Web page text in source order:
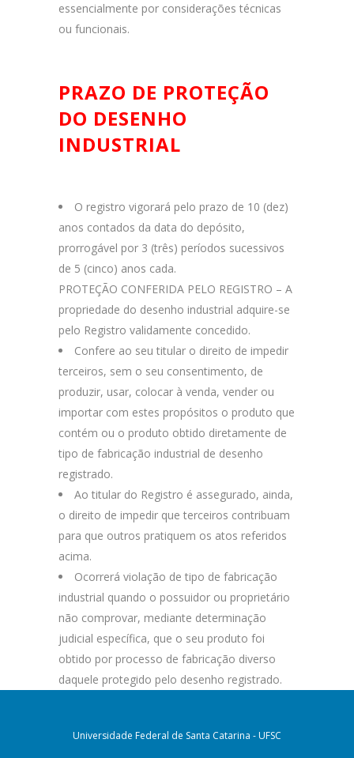
essencialmente por considerações técnicas
ou funcionais.
PRAZO DE PROTEÇÃO
DO DESENHO
INDUSTRIAL
O registro vigorará pelo prazo de 10 (dez)
anos contados da data do depósito,
prorrogável por 3 (três) períodos sucessivos
de 5 (cinco) anos cada.
PROTEÇÃO CONFERIDA PELO REGISTRO – A
propriedade do desenho industrial adquire-se
pelo Registro validamente concedido.
Confere ao seu titular o direito de impedir
terceiros, sem o seu consentimento, de
produzir, usar, colocar à venda, vender ou
importar com estes propósitos o produto que
contém ou o produto obtido diretamente de
tipo de fabricação industrial de desenho
registrado.
Ao titular do Registro é assegurado, ainda,
o direito de impedir que terceiros contribuam
para que outros pratiquem os atos referidos
acima.
Ocorrerá violação de tipo de fabricação
industrial quando o possuidor ou proprietário
não comprovar, mediante determinação
judicial específica, que o seu produto foi
obtido por processo de fabricação diverso
daquele protegido pelo desenho registrado.
Universidade Federal de Santa Catarina - UFSC